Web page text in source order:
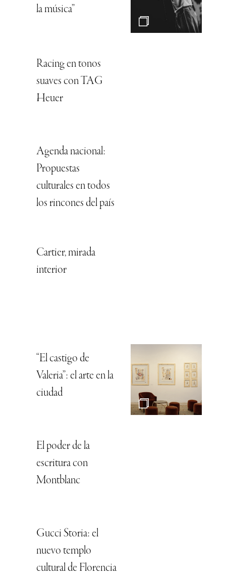
la música”
Racing en tonos
suaves con TAG
Heuer
Agenda nacional:
Propuestas
culturales en todos
los rincones del país
Cartier, mirada
interior
“El castigo de
Valeria”: el arte en la
ciudad
El poder de la
escritura con
Montblanc
Gucci Storia: el
nuevo templo
cultural de Florencia